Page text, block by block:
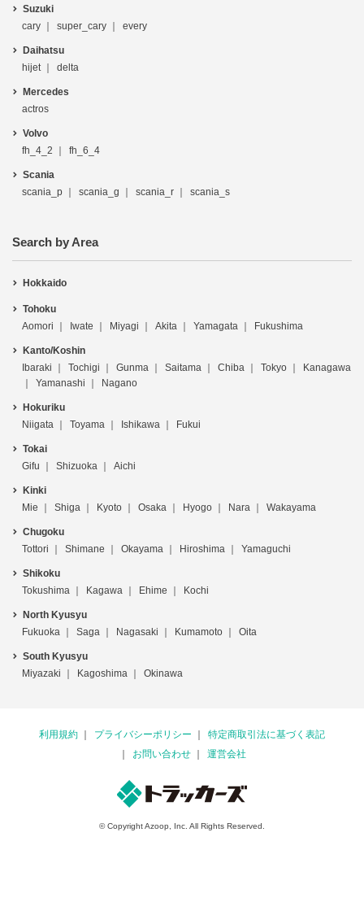
Suzuki
cary
super_cary every
Daihatsu
hijet
delta
Mercedes
actros
Volvo
fh_4_2
fh_6_4
Scania
scania_p
scania_g scania_r scania_s
Search by Area
Hokkaido
Tohoku
Aomori
Iwate Miyagi Akita Yamagata Fukushima
Kanto/Koshin
Ibaraki
Tochigi Gunma Saitama Chiba Tokyo
Kanagawa
Yamanashi
Nagano
Hokuriku
Niigata
Toyama Ishikawa Fukui
Tokai
Gifu
Shizuoka Aichi
Kinki
Mie
Shiga Kyoto Osaka Hyogo Nara Wakayama
Chugoku
Tottori
Shimane Okayama Hiroshima Yamaguchi
Shikoku
Tokushima
Kagawa Ehime Kochi
North Kyusyu
Fukuoka
Saga Nagasaki Kumamoto Oita
South Kyusyu
Miyazaki
Kagoshima Okinawa
利用規約 プライバシーポリシー
特定商取引法に基づく表記
お問い合わせ
運営会社
© Copyright Azoop, Inc. All Rights Reserved.